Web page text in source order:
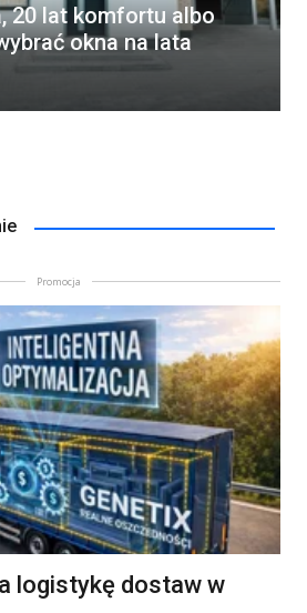
20 lat komfortu albo
okna na lata
Promocja
logistykę dostaw w